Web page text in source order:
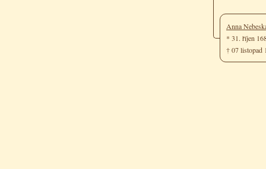
Anna
* 31. říjen
† 07 listopad